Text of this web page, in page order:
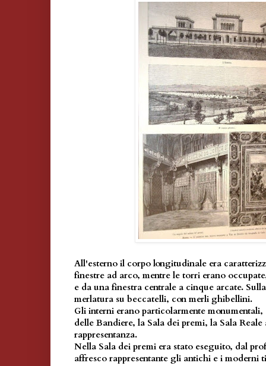
All'esterno il corpo longitudinale era
finestre ad arco, mentre le torri erano
e da una finestra centrale a cinque arcate.
merlatura su beccatelli, con merli ghibellini.
Gli interni erano particolarmente monumentali,
delle Bandiere, la Sala dei premi, la Sala Reale
rappresentanza.
Nella Sala dei premi era stato eseguito, dal
affresco rappresentante gli antichi e i moderni